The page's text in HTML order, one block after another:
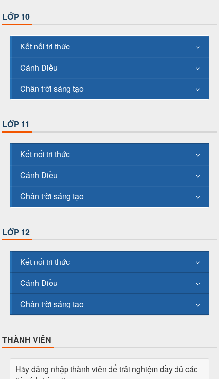
LỚP 10
Kết nối tri thức
Cánh Diều
Chân trời sáng tạo
LỚP 11
Kết nối tri thức
Cánh Diều
Chân trời sáng tạo
LỚP 12
Kết nối tri thức
Cánh Diều
Chân trời sáng tạo
THÀNH VIÊN
Hãy đăng nhập thành viên để trải nghiệm đầy đủ các